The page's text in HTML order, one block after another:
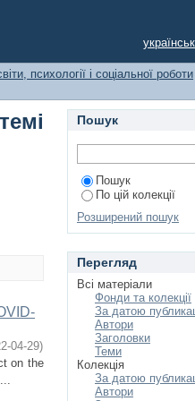
психології і соціальної роботи
04-29)
on the
Пошук
Пошук
По цій колекції
Розширений пошук
Перегляд
Всі матеріали
Фонди та колекції
За датою
Автори
Заголовки
Теми
Колекція
За датою
Автори